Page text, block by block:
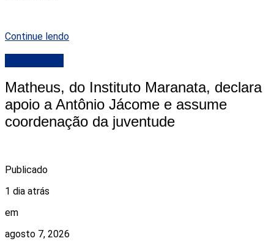
Continue lendo
Matheus, do Instituto Maranata, declara
apoio a Antônio Jácome e assume
coordenação da juventude
Publicado
1 dia atrás
em
agosto 7, 2026